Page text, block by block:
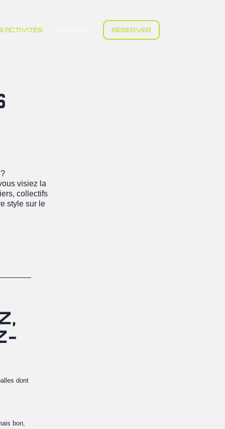
ACTIVITÉS RÉSERVER
visiez la
collectifs
style sur le
dont
bon,